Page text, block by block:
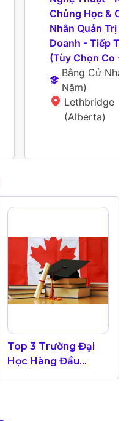
Chủng Học & Cử
Nhân Quản Trị
Doanh - Tiếp Thị
(Tùy Chọn Co -
Bằng Cử Nhân
Năm)
Lethbridge
(Alberta)
Top 3 Trường Đại
Học Hàng Đầu
Canada Theo Bảng